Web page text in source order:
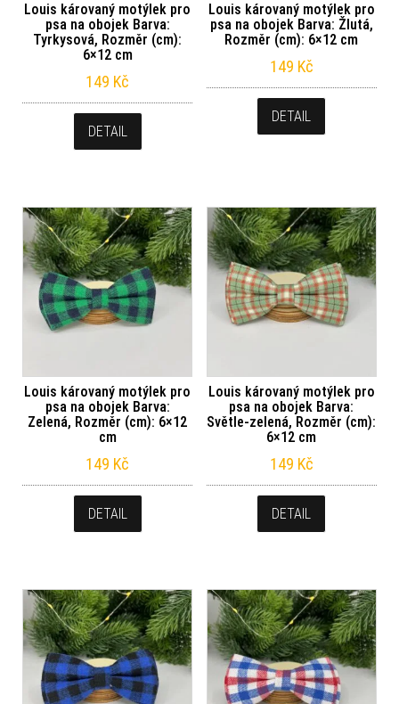
Louis károvaný motýlek pro
psa na obojek Barva:
Tyrkysová, Rozměr (cm):
6×12 cm
149 Kč
DETAIL
Louis károvaný motýlek pro
psa na obojek Barva: Žlutá,
Rozměr (cm): 6×12 cm
149 Kč
DETAIL
Louis károvaný motýlek pro
psa na obojek Barva:
Zelená, Rozměr (cm): 6×12
cm
149 Kč
DETAIL
Louis károvaný motýlek pro
psa na obojek Barva:
Světle-zelená, Rozměr (cm):
6×12 cm
149 Kč
DETAIL